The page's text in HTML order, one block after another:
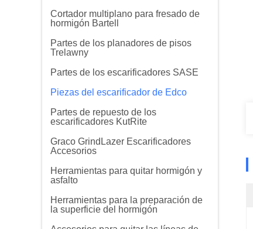
Cortador multiplano para fresado de
hormigón Bartell
Partes de los planadores de pisos
Trelawny
Partes de los escarificadores SASE
Piezas del escarificador de Edco
Partes de repuesto de los
escarificadores KutRite
Graco GrindLazer Escarificadores
Accesorios
Herramientas para quitar hormigón y
asfalto
Herramientas para la preparación de
la superficie del hormigón